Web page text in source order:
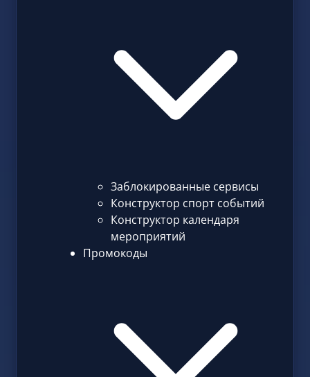
Заблокированные сервисы
Конструктор спорт событий
Конструктор календаря
мероприятий
Промокоды